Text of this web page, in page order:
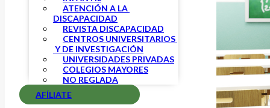
ATENCIÓN A LA
DISCAPACIDAD
REVISTA DISCAPACIDAD
CENTROS UNIVERSITARIOS
Y DE INVESTIGACIÓN
UNIVERSIDADES PRIVADAS
COLEGIOS MAYORES
NO REGLADA
AFÍLIATE